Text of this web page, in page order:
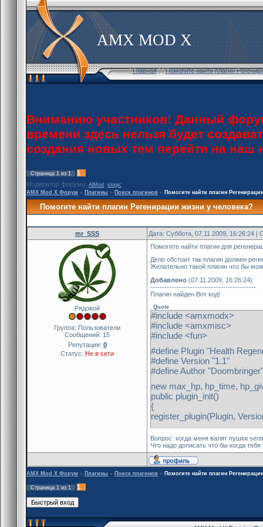
AMX MOD X
[Главная] [Помогите найти плагин
Вниманию участников! Данный
времени здесь нельзя будет
создания новых тем перейти на
Страница 1 из 1
1
Модератор форума: AlMod
slogic
AMX Mod X Форум » Плагины » Поиск плагинов » Помогите найти плагин
Помогите найти плагин Регенирации жизни у человека?
mr_SSS Дата: Суббота, 07.11.2009, 16:26:24
Рядовой
Группа: Пользователи
Сообщений: 15
Репутация: 0
Статус: Не в сети
Помогите найти плагин для
Дело обстоит так плагин должен
Желательно такой плагин что бы
Добавлено (07.11.2009, 16:26:24)
---------------------------------------------
Плагин найден Вот код!
Quote
#include <amxmodx>
#include <amxmisc>
#include <fun>
#define Plugin "Health
#define Version "1.1"
#define Author "Doombringer"
new max_hp, hp_time,
public plugin_init()
{
register_plugin(Plugin,
register_event("DeathMsg",
register_event("Damage",
max_hp =
hp_time =
{
Вопрос: когда меня валят пушки
Что надо дописать что бы когда
AMX Mod X Форум » Плагины » Поиск плагинов » Помогите найти плагин
Страница 1 из 1 1